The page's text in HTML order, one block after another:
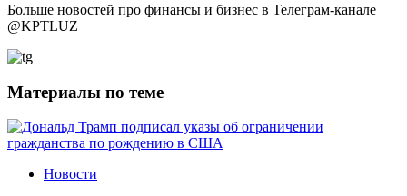
Больше новостей про финансы и бизнес в Телеграм-канале
@KPTLUZ
Материалы по теме
Новости